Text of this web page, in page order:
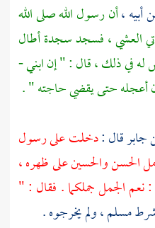
أبيه ،أن رسول الله صلى الله
العشي ، فسجد سجدة أطال
له في ذلك ، قال : " إن ابني -
أعجله حتى يقضي حاجته " .
جابرقال :دخلت على رسول
الحسنوالحسينعلى ظهره ،
نعم الجمل جملكما . فقال : "
شرطمسلم، ولم يخرجوه .